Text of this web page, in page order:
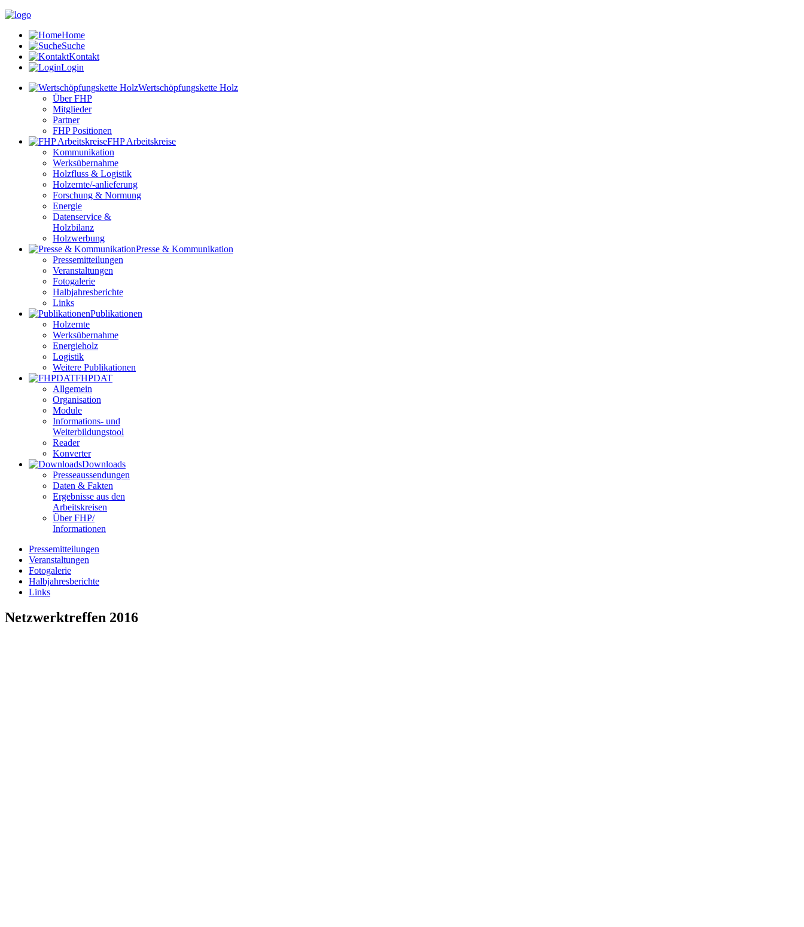
Home
Suche
Kontakt
Login
Wertschöpfungskette Holz
Über FHP
Mitglieder
Partner
FHP Positionen
FHP Arbeitskreise
Kommunikation
Werksübernahme
Holzfluss & Logistik
Holzernte/-anlieferung
Forschung & Normung
Energie
Datenservice &
Holzbilanz
Holzwerbung
Presse & Kommunikation
Pressemitteilungen
Veranstaltungen
Fotogalerie
Halbjahresberichte
Links
Publikationen
Holzernte
Werksübernahme
Energieholz
Logistik
Weitere Publikationen
FHPDAT
Allgemein
Organisation
Module
Informations- und
Weiterbildungstool
Reader
Konverter
Downloads
Presseaussendungen
Daten & Fakten
Ergebnisse aus den
Arbeitskreisen
Über FHP/
Informationen
Pressemitteilungen
Veranstaltungen
Fotogalerie
Halbjahresberichte
Links
Netzwerktreffen 2016